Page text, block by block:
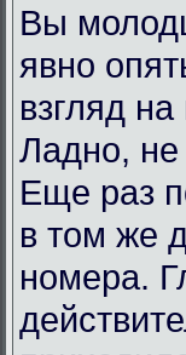
Вы
явно
взгляд
Ладно,
Еще раз
в том же
номера.